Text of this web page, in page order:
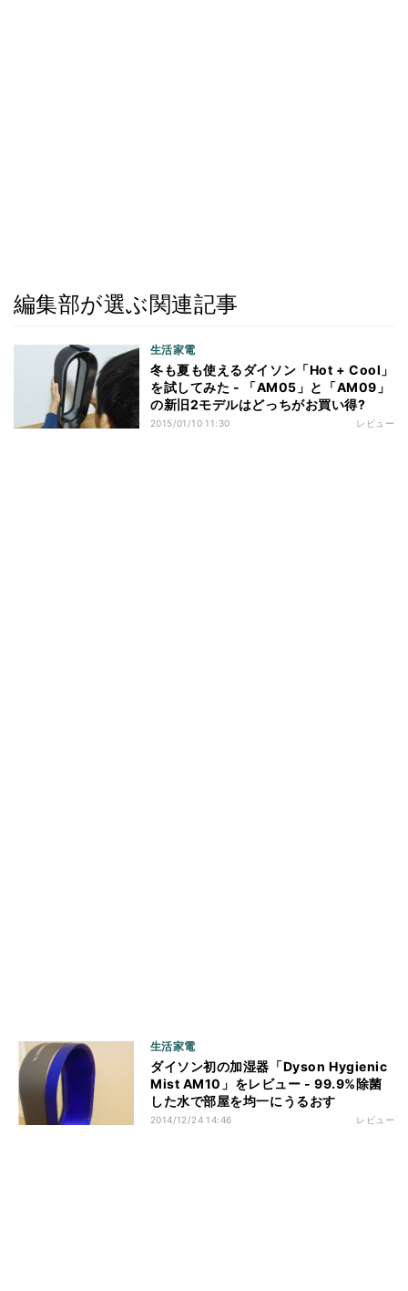
編集部が選ぶ関連記事
生活家電
冬も夏も使えるダイソン「Hot + Cool」
を試してみた - 「AM05」と「AM09」
の新旧2モデルはどっちがお買い得?
2015/01/10 11:30 レビュー
生活家電
ダイソン初の加湿器「Dyson Hygienic
Mist AM10」をレビュー - 99.9%除菌
した水で部屋を均一にうるおす
2014/12/24 14:46 レビュー